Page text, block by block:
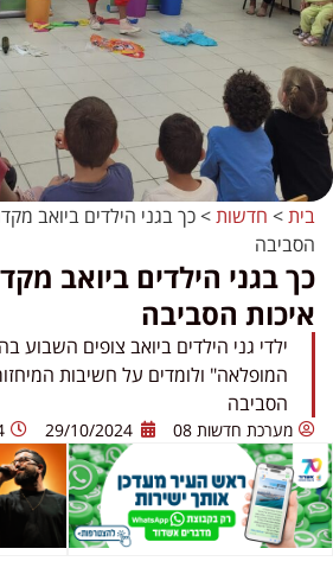
בית> חדשות>כך בגני הילדים ביואב
הסביבה
כך בגני הילדים ביואב
איכות הסביבה
ילדי גני הילדים ביואב צופים השבוע
המופלאה" ולומדים על חשיבות
הסביבה
מערכת חדשות 08 29/10/2024